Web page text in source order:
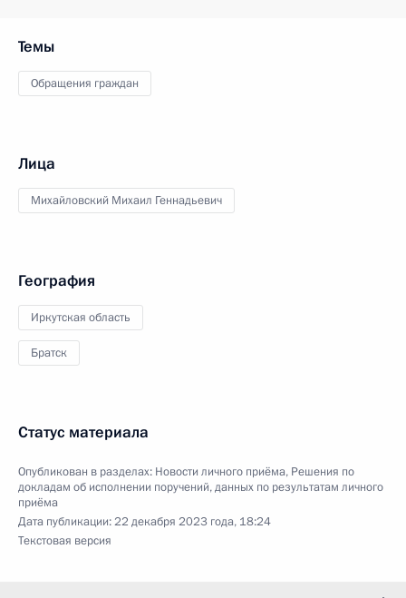
Темы
Обращения граждан
Лица
Михайловский Михаил Геннадьевич
География
Иркутская область
Братск
Статус материала
Опубликован в разделах: Новости личного приёма, Решения по
докладам об исполнении поручений, данных по результатам личного
приёма
Дата публикации:22 декабря 2023 года, 18:24
Текстовая версия